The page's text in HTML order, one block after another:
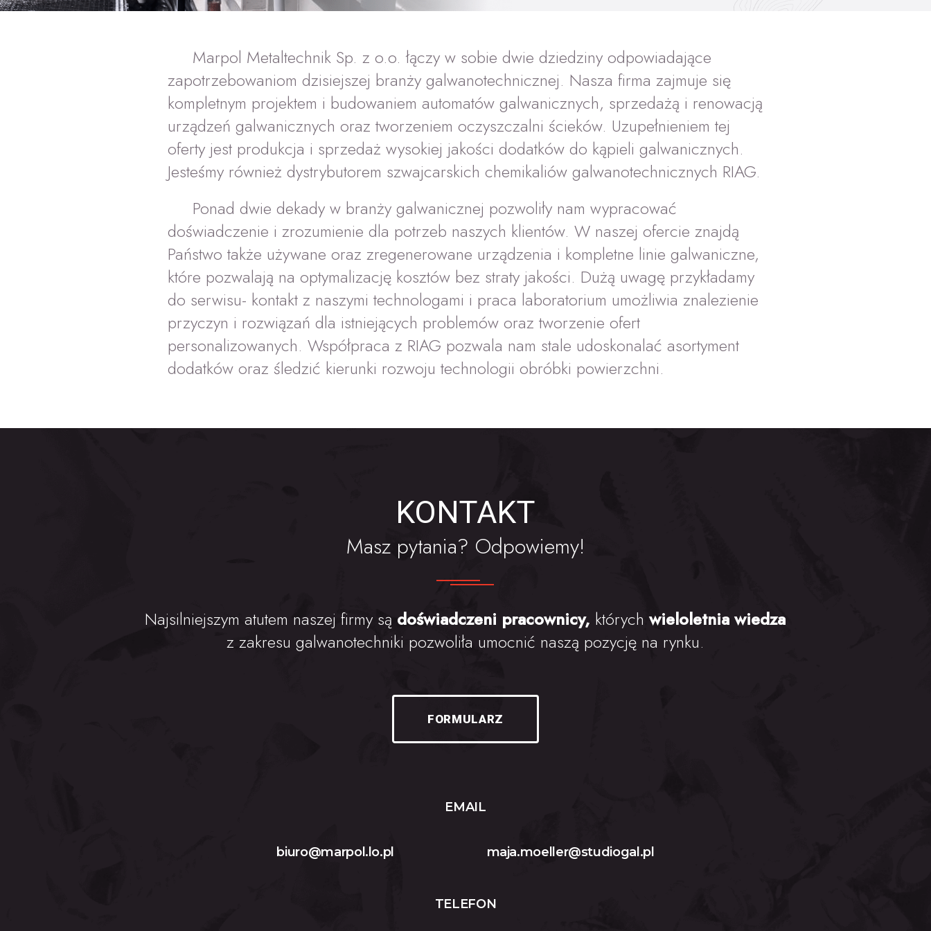
Marpol Metaltechnik Sp. z o.o. łączy w sobie dwie dziedziny odpowiadające
zapotrzebowaniom dzisiejszej branży galwanotechnicznej. Nasza firma zajmuje się
kompletnym projektem i budowaniem automatów galwanicznych, sprzedażą i renowacją
urządzeń galwanicznych oraz tworzeniem oczyszczalni ścieków. Uzupełnieniem tej
oferty jest produkcja i sprzedaż wysokiej jakości dodatków do kąpieli galwanicznych.
Jesteśmy również dystrybutorem szwajcarskich chemikaliów galwanotechnicznych RIAG.
Ponad dwie dekady w branży galwanicznej pozwoliły nam wypracować
doświadczenie i zrozumienie dla potrzeb naszych klientów. W naszej ofercie znajdą
Państwo także używane oraz zregenerowane urządzenia i kompletne linie galwaniczne,
które pozwalają na optymalizację kosztów bez straty jakości. Dużą uwagę przykładamy
do serwisu- kontakt z naszymi technologami i praca laboratorium umożliwia znalezienie
przyczyn i rozwiązań dla istniejących problemów oraz tworzenie ofert
personalizowanych. Współpraca z RIAG pozwala nam stale udoskonalać asortyment
dodatków oraz śledzić kierunki rozwoju technologii obróbki powierzchni.
KONTAKT
Masz pytania? Odpowiemy!
Najsilniejszym atutem naszej firmy są doświadczeni pracownicy, którychwieloletnia wiedza
z zakresu galwanotechniki pozwoliła umocnić naszą pozycję na rynku.
FORMULARZ
EMAIL
biuro@marpol.lo.pl maja.moeller@studiogal.pl
TELEFON